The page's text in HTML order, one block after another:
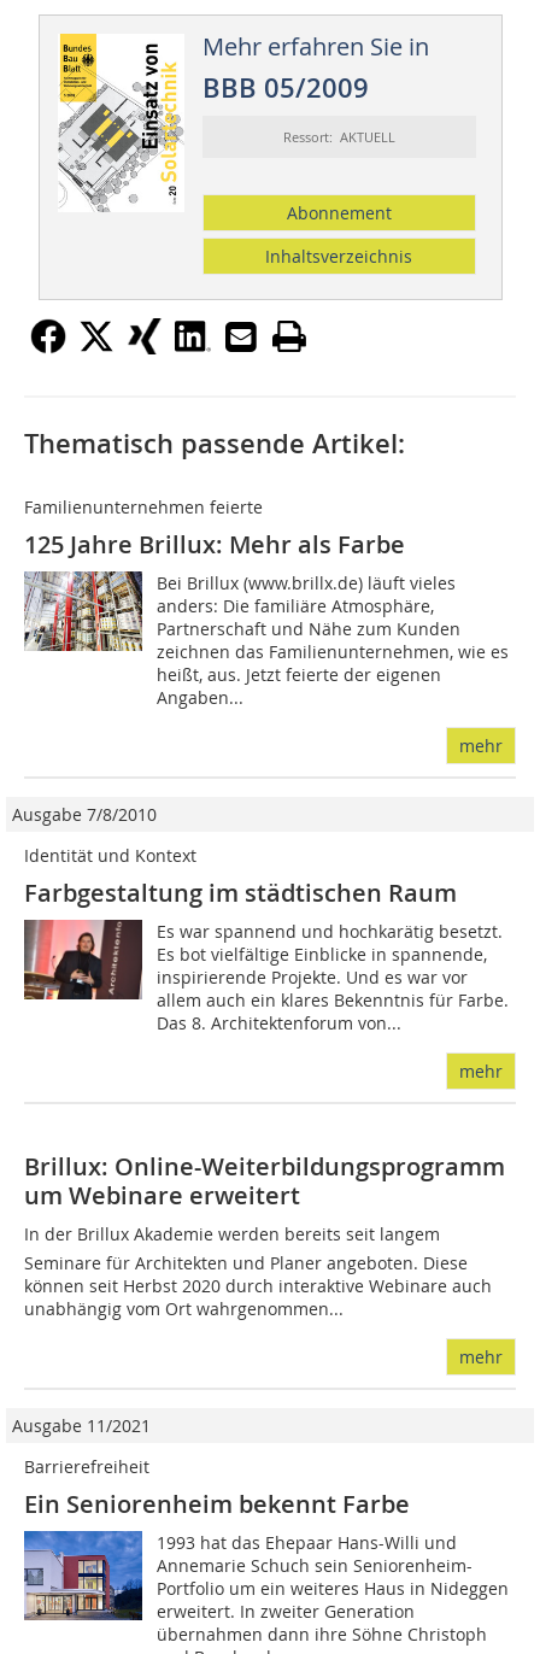
Mehr erfahren Sie in
BBB 05/2009
Ressort: AKTUELL
Abonnement
Inhaltsverzeichnis
Thematisch passende Artikel:
Familienunternehmen feierte
125 Jahre Brillux: Mehr als Farbe
Bei Brillux (www.brillx.de) läuft vieles
anders: Die familiäre Atmosphäre,
Partnerschaft und Nähe zum Kunden
zeichnen das Familienunternehmen, wie es
heißt, aus. Jetzt feierte der eigenen
Angaben...
mehr
Ausgabe 7/8/2010
Identität und Kontext
Farbgestaltung im städtischen Raum
Es war spannend und hochkarätig besetzt.
Es bot vielfältige Einblicke in spannende,
inspirierende Projekte. Und es war vor
allem auch ein klares Bekenntnis für Farbe.
Das 8. Architektenforum von...
mehr
Brillux: Online-Weiterbildungsprogramm
um Webinare erweitert
In der Brillux Akademie werden bereits seit langem
Seminare für Architekten und Planer angeboten. Diese
können seit Herbst 2020 durch interaktive Webinare auch
unabhängig vom Ort wahrgenommen...
mehr
Ausgabe 11/2021
Barrierefreiheit
Ein Seniorenheim bekennt Farbe
1993 hat das Ehepaar Hans-Willi und
Annemarie Schuch sein Seniorenheim-
Portfolio um ein weiteres Haus in Nideggen
erweitert. In zweiter Generation
übernahmen dann ihre Söhne Christoph